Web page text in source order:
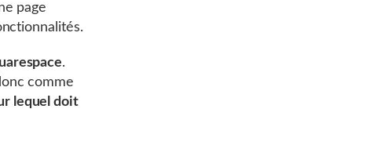
page
.
comme
lequel doit